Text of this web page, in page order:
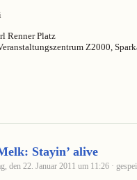
Renner Platz
Z2000,
Stayin’ alive
den 22. Januar 2011 um 11:26 ·